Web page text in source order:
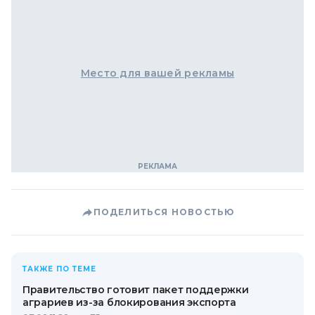
Место для вашей рекламы
ПОДЕЛИТЬСЯ НОВОСТЬЮ
ТАКЖЕ ПО ТЕМЕ
Правительство готовит пакет поддержки
аграриев из-за блокирования экспорта